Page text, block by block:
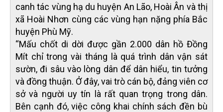
canh tác vùng hạ du huyện An Lão, Hoài Ân và thị
xã Hoài Nhơn cùng các vùng hạn nặng phía Bắc
huyện Phù Mỹ.
“Mấu chốt di dời được gần 2.000 dân hồ Đồng
Mít chỉ trong vài tháng là quá trình dân vận sát
sườn, đi sâu vào lòng dân để dân hiểu, tin tưởng
và đồng thuận. Ở đây, vai trò cán bộ, đảng viên cơ
sở và người uy tín là rất quan trọng trong dân.
Bên cạnh đó, việc công khai chính sách đền bù